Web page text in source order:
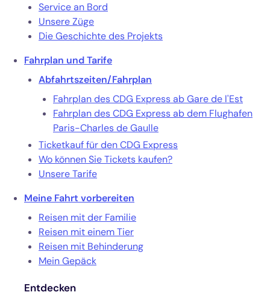
Service an Bord
Unsere Züge
Die Geschichte des Projekts
Fahrplan und Tarife
Abfahrtszeiten/Fahrplan
Fahrplan des CDG Express ab Gare de l'Est
Fahrplan des CDG Express ab dem Flughafen
Paris-Charles de Gaulle
Ticketkauf für den CDG Express
Wo können Sie Tickets kaufen?
Unsere Tarife
Meine Fahrt vorbereiten
Reisen mit der Familie
Reisen mit einem Tier
Reisen mit Behinderung
Mein Gepäck
Entdecken